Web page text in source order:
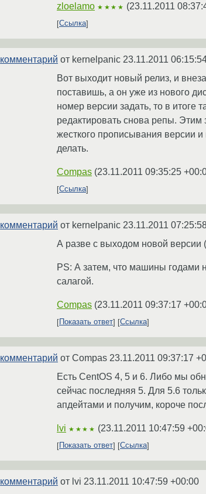
zloelamo ★★★★ (23.11.2011
Ссылка
комментарий от kernelpanic 23.11.2011
Вот выходит новый релиз, и
поставишь, а он уже из нового
номер версии задать, то в итоге
редактировать снова репы. Этим
жесткого прописывания версии и
делать.
Compas (23.11.2011 09:35:25
Ссылка
комментарий от kernelpanic 23.11.2011
А разве с выходом новой версии
PS: А затем, что машины годами
салагой.
Compas (23.11.2011 09:37:17
Показать ответ
Ссылка
комментарий от Compas 23.11.2011 09:37:17
Есть CentOS 4, 5 и 6. Либо мы
сейчас последняя 5. Для 5.6
апдейтами и получим, короче
lvi ★★★★ (23.11.2011 10:47:59
Показать ответ Ссылка
комментарий от lvi 23.11.2011 10:47:59 +00:00